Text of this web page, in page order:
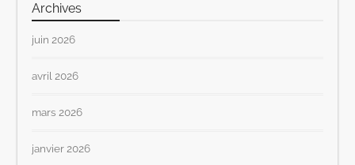
Archives
juin 2026
avril 2026
mars 2026
janvier 2026